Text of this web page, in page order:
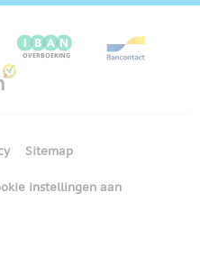
Sitemap
instellingen aan